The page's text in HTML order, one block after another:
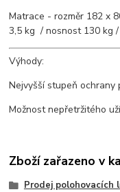
Matrace - rozměr 182 x
3,5 kg / nosnost 130 kg
Výhody:
Nejvyšší stupeň ochrany
Možnost nepřetržitého
Zboží zařazeno v
Prodej polohovacích